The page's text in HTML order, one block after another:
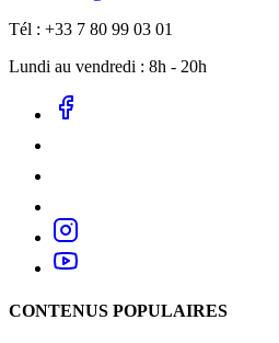
Tél : +33 7 80 99 03 01
Lundi au vendredi : 8h - 20h
CONTENUS POPULAIRES